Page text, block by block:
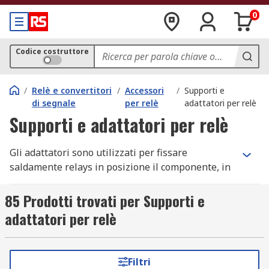
0
Codice costruttore
/ Relè e convertitori
di segnale
/ Accessori
per relè
/ Supporti e
adattatori per relè
Supporti e adattatori per relè
Gli adattatori sono utilizzati per fissare
saldamente relays in posizione il componente, in
progettato per garantire un'installazione
resistente e durevole. Mentre alcuni adattatori
sono realizzati per l'uso con diversi tipi e modelli
di relè, altri sono realizzati su misura per essere
compatibili con particolari relè.
85 Prodotti trovati per Supporti e
adattatori per relè
Filtri